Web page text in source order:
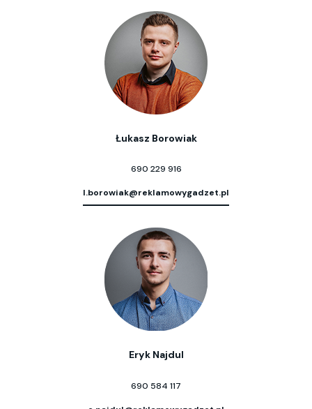
Łukasz Borowiak
690 229 916
l.borowiak@reklamowygadzet.pl
Eryk Najdul
690 584 117